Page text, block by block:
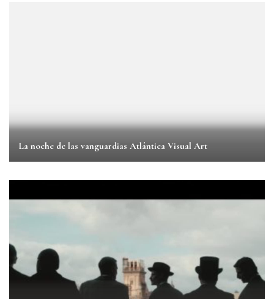
La noche de las vanguardias Atlántica Visual Art